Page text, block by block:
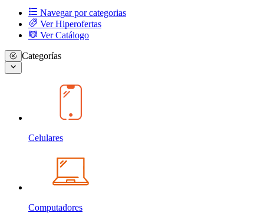
Navegar por categorias
Ver Hiperofertas
Ver Catálogo
Categorías
Celulares
Computadores